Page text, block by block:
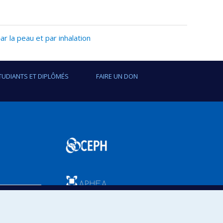
sécurité du travail
la peau et par inhalation
ET DIPLÔMÉS FAIRE UN DON